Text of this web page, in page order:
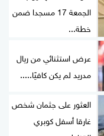
الجمعة 17 مسجدا ضمن
خطة...
عرض استثنائي من ريال
مدريد لم يكن كافيًا.....
العثور على جثمان شخص
غارقا أسفل كوبري